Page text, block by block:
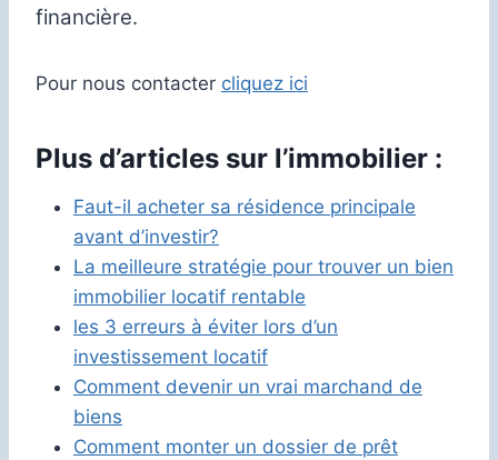
financière.
Pour nous contacter cliquez ici
Plus d’articles sur l’immobilier :
Faut-il acheter sa résidence principale
avant d’investir?
La meilleure stratégie pour trouver un bien
immobilier locatif rentable
les 3 erreurs à éviter lors d’un
investissement locatif
Comment devenir un vrai marchand de
biens
Comment monter un dossier de prêt